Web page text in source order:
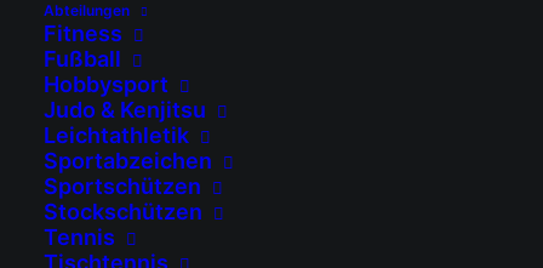
Abteilungen
Fitness
Fußball
Hobbysport
Judo & Kenjitsu
Leichtathletik
Sportabzeichen
Sportschützen
Stockschützen
Tennis
Tischtennis
Schwimm-
Kurs
Wir bieten einen
Schwimmkurs für
Anfänger und